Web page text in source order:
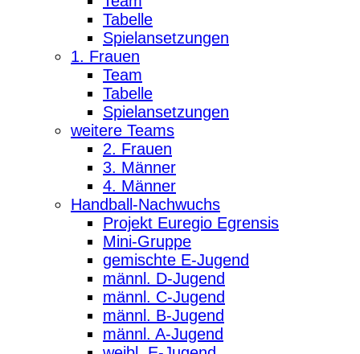
Tabelle
Spielansetzungen
1. Frauen
Team
Tabelle
Spielansetzungen
weitere Teams
2. Frauen
3. Männer
4. Männer
Handball-Nachwuchs
Projekt Euregio Egrensis
Mini-Gruppe
gemischte E-Jugend
männl. D-Jugend
männl. C-Jugend
männl. B-Jugend
männl. A-Jugend